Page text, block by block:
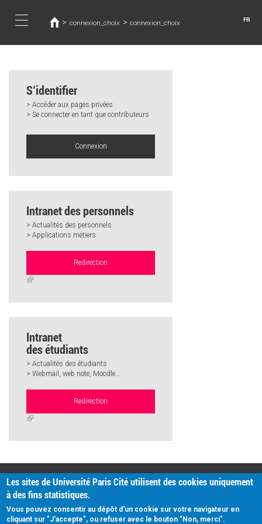
contenu
navigation
êtes
ici
> connexion_choix > connexion_choix FR
S’identifier
> Accéder aux pages privées
> Se connecter en tant que contributeurs
Connexion
Intranet des personnels
> Actualités des personnels
> Applications métiers
Redirection
(link
Intranet
des étudiants
> Actualités des étudiants
> Webmail, web note, Moodle...
Redirection
(link
PRATIQUE
Plan d'accès
Intranet
Mentions légales
Données personnelles
Les sites de Université Paris Cité utilisent des cookies uniquement
à des fins statistiques.
Vous pouvez consentir au dépôt d'un cookie sur votre navigateur en
cliquant sur "J'accepte", ou refuser avec le bouton "Non, merci".